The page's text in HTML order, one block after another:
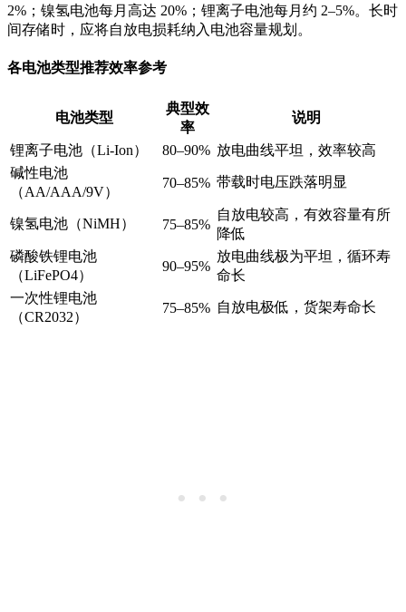
2%；镍氢电池每月高达 20%；锂离子电池每月约 2–5%。长时
间存储时，应将自放电损耗纳入电池容量规划。
各电池类型推荐效率参考
电池类型
典型效
率
说明
锂离子电池（Li-Ion） 80–90% 放电曲线平坦，效率较高
碱性电池
（AA/AAA/9V）
70–85% 带载时电压跌落明显
镍氢电池（NiMH） 75–85%
自放电较高，有效容量有所
降低
磷酸铁锂电池
（LiFePO4）
90–95%
放电曲线极为平坦，循环寿
命长
一次性锂电池
（CR2032）
75–85% 自放电极低，货架寿命长